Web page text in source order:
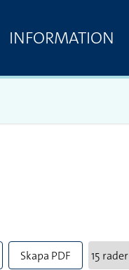
INFORMATION
Skapa PDF